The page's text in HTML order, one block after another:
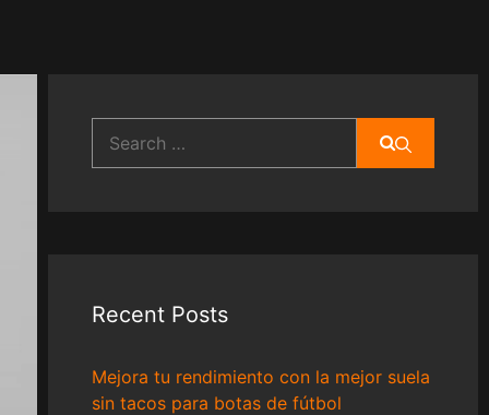
for:
Recent Posts
Mejora tu rendimiento con la mejor suela
sin tacos para botas de fútbol